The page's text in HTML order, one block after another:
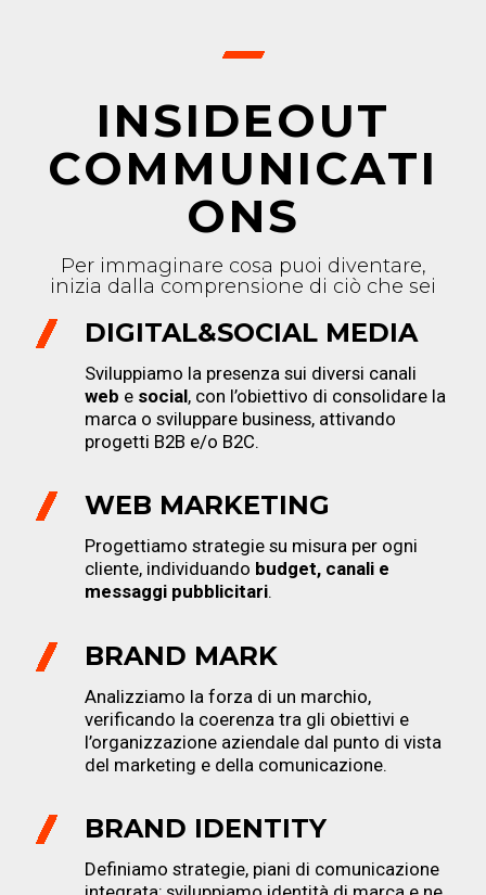
INSIDEOUT
COMMUNICATI
ONS
Per immaginare cosa puoi diventare,
inizia dalla comprensione di ciò che sei
DIGITAL&SOCIAL MEDIA
Sviluppiamo la presenza sui diversi canali
web e social, con l’obiettivo di consolidare la
marca o sviluppare business, attivando
progetti B2B e/o B2C.
WEB MARKETING
Progettiamo strategie su misura per ogni
cliente, individuando budget, canali e
messaggi pubblicitari.
BRAND MARK
Analizziamo la forza di un marchio,
verificando la coerenza tra gli obiettivi e
l’organizzazione aziendale dal punto di vista
del marketing e della comunicazione.
BRAND IDENTITY
Definiamo strategie, piani di comunicazione